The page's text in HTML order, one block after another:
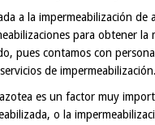
a la impermeabilización de
para obtener la
pues contamos con
de impermeabilización.
es un factor muy
o la